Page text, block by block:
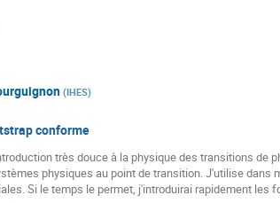
(IHES)
conforme
très douce à la physique des transitions de
physiques au point de transition. J'utilise
Si le temps le permet, j'introduirai rapidement les